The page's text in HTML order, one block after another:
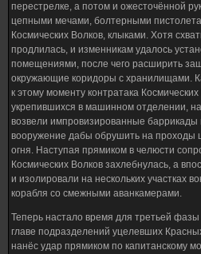
перестрелке, а потом и ожесточённой
цепными мечами, болтерными
Космических Волков, клыками. Хотя
продлилась, и изменникам удалось
помещениями, после чего расширить
окружающие коридоры с хранилищами.
к этому моменту контратака
укрепившихся в машинном отделении,
возвели импровизированные баррикады
вооружение дабы обрушить на проходы
огня. Наступая прямиком в челюсти
Космических Волков захлебнулась, а
и изолировали на нескольких участках
корабля со смежными аванкамерами.
Теперь настало время для третьей
главе подразделений уцелевших
нанёс удар прямиком по капитанскому